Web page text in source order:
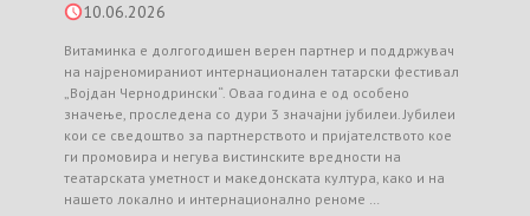
10.06.2026
Витаминка е долгогодишен верен партнер и поддржувач
на најреномираниот интернационален татарски фестивал
„Војдан Чернодрински“. Оваа година е од особено
значење, проследена со дури 3 значајни јубилеи. Јубилеи
кои се сведоштво за партнерството и пријателството кое
ги промовира и негува вистинските вредности на
театарската уметност и македонската култура, како и на
нашето локално и интернационално реноме …